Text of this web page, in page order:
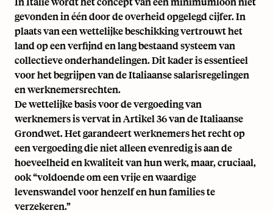
gevonden in één door de overheid opgelegd cijfer. In
plaats van een wettelijke beschikking vertrouwt het
land op een verfijnd en lang bestaand systeem van
collectieve onderhandelingen. Dit kader is essentieel
voor het begrijpen van de Italiaanse salarisregelingen
en werknemersrechten.
De wettelijke basis voor de vergoeding van
werknemers is vervat in Artikel 36 van de Italiaanse
Grondwet. Het garandeert werknemers het recht op
een vergoeding die niet alleen evenredig is aan de
hoeveelheid en kwaliteit van hun werk, maar, cruciaal,
ook “voldoende om een vrije en waardige
levenswandel voor henzelf en hun families te
verzekeren.”